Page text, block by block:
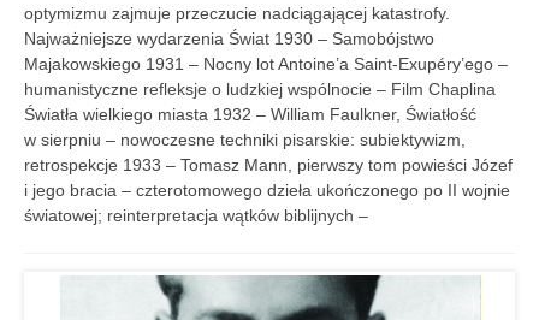
optymizmu zajmuje przeczucie nadciągającej katastrofy.
Najważniejsze wydarzenia Świat 1930 – Samobójstwo
Majakowskiego 1931 – Nocny lot Antoine’a Saint-Exupéry’ego –
humanistyczne refleksje o ludzkiej wspólnocie – Film Chaplina
Światła wielkiego miasta 1932 – William Faulkner, Światłość
w sierpniu – nowoczesne techniki pisarskie: subiektywizm,
retrospekcje 1933 – Tomasz Mann, pierwszy tom powieści Józef
i jego bracia – czterotomowego dzieła ukończonego po II wojnie
światowej; reinterpretacja wątków biblijnych –